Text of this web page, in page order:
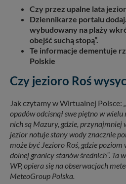
Czy przez upalne lata
Dziennikarze portalu
wybudowany na plaży
obejść suchą stopą”.
Te informacje dementuje
Polskie
Czy jezioro Roś
Jak czytamy w Wirtualnej Polsce:
opadów odcisnął swe piętno w
nich są Mazury, gdzie, przynajmniej
jezior notuje stany wody znacznie
może być Jezioro Roś, gdzie
dolnej granicy stanów średnich”. Ta
WP, opiera się na obserwacjach
MeteoGroup Polska.